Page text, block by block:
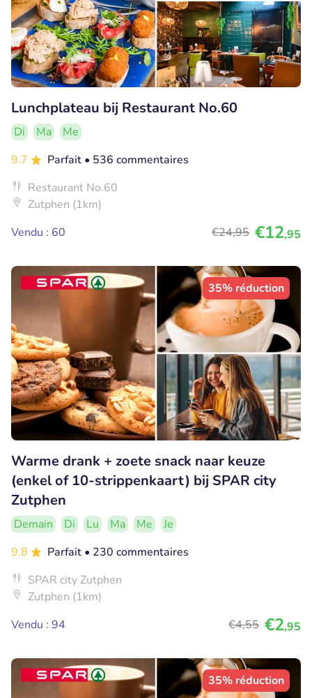
Lunchplateau bij Restaurant No.60
Di Ma
Me
9.7
Parfait • 536 commentaires
Restaurant No.60
Zutphen (1km)
Vendu : 60
€24,95 €12,95
35% réduction
Warme drank + zoete snack naar keuze
(enkel of 10-strippenkaart) bij SPAR city
Zutphen
Demain Di Lu Ma Me
Je
9.8
Parfait • 230 commentaires
SPAR city Zutphen
Zutphen (1km)
Vendu : 94
€4,55 €2,95
35% réduction